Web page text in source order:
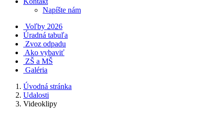
Napíšte nám
Voľby 2026
Úradná tabuľa
Zvoz odpadu
Ako vybaviť
ZŠ a MŠ
Galéria
Úvodná stránka
Udalosti
Videoklipy